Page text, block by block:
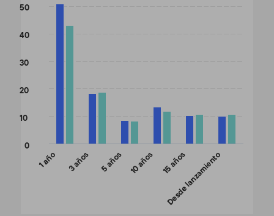
The chart has 1 X axis displaying categories.
The chart has 1 Y axis displaying values. Data ranges from
1 año 3 años 5 años 10 años 15 años
Desde lanzamiento
0
10
20
30
40
50